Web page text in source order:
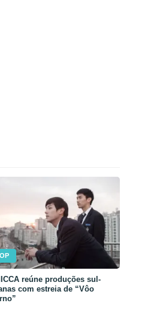
reúne produções sul-
com estreia de “Vôo